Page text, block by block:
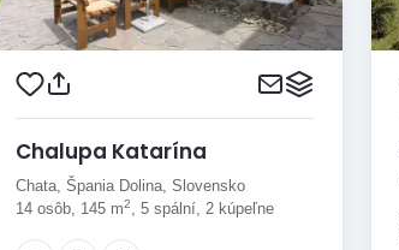
Chalupa Katarína
Chata, Špania Dolina, Slovensko
14 osôb, 145 m2, 5 spální, 2 kúpeľne